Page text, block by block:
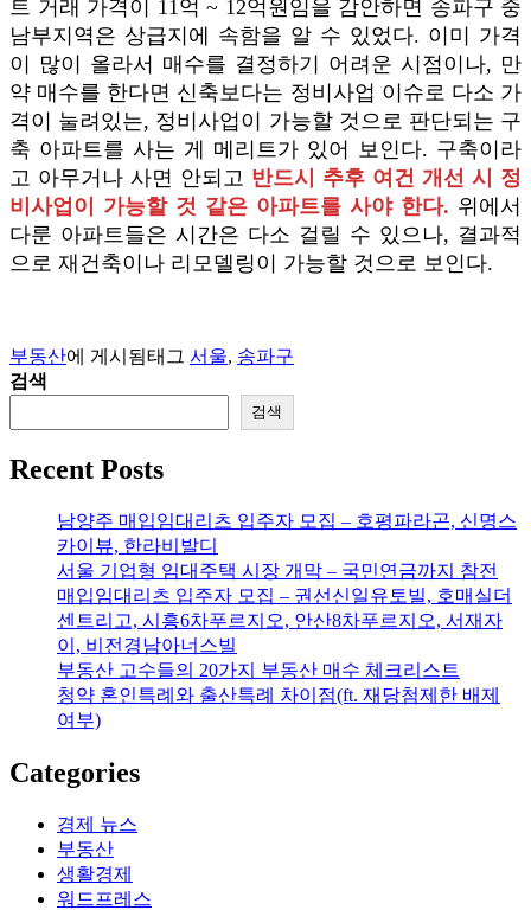
트 거래 가격이 11억 ~ 12억원임을 감안하면 송파구 중
남부지역은 상급지에 속함을 알 수 있었다. 이미 가격
이 많이 올라서 매수를 결정하기 어려운 시점이나, 만
약 매수를 한다면 신축보다는 정비사업 이슈로 다소 가
격이 눌려있는, 정비사업이 가능할 것으로 판단되는 구
축 아파트를 사는 게 메리트가 있어 보인다. 구축이라
고 아무거나 사면 안되고 반드시 추후 여건 개선 시 정
비사업이 가능할 것 같은 아파트를 사야 한다. 위에서
다룬 아파트들은 시간은 다소 걸릴 수 있으나, 결과적
으로 재건축이나 리모델링이 가능할 것으로 보인다.
부동산에 게시됨태그 서울, 송파구
검색
검색
Recent Posts
남양주 매입임대리츠 입주자 모집 – 호평파라곤, 신명스
카이뷰, 한라비발디
서울 기업형 임대주택 시장 개막 – 국민연금까지 참전
매입임대리츠 입주자 모집 – 권선신일유토빌, 호매실더
센트리고, 시흥6차푸르지오, 안산8차푸르지오, 서재자
이, 비전경남아너스빌
부동산 고수들의 20가지 부동산 매수 체크리스트
청약 혼인특례와 출산특례 차이점(ft. 재당첨제한 배제
여부)
Categories
경제 뉴스
부동산
생활경제
워드프레스